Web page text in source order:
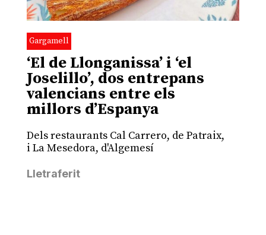
Gargamell
‘El de Llonganissa’ i ‘el
Joselillo’, dos entrepans
valencians entre els
millors d’Espanya
Dels restaurants Cal Carrero, de Patraix,
i La Mesedora, d'Algemesí
Lletraferit